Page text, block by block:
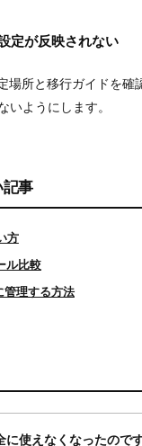
定が反映されない
場所と移行ガイドを確
いようにします。
記事
方
ル比較
管理する方法
使えなくなったので